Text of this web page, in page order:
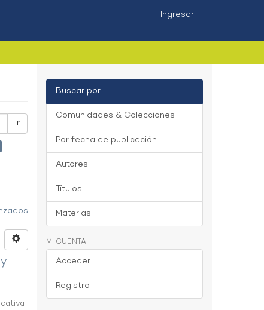
Ingresar
Ir
Buscar por
Comunidades & Colecciones
Por fecha de publicación
Autores
Títulos
Materias
MI CUENTA
Acceder
Registro